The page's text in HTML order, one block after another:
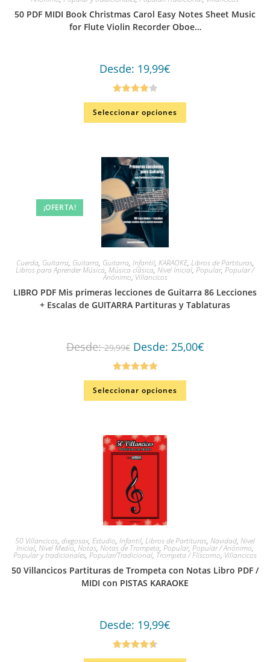
50 PDF MIDI Book Christmas Carol Easy Notes Sheet Music
for Flute Violin Recorder Oboe…
Desde: 19,99€
Valorado
en4.00de
Seleccionar opciones
¡OFERTA!
Cuerda, Guitarra, Guitarra, Guitarra, Infantil, KARAOKE, Libros de Partituras,
Libros para Aprender Música, Música clásica,Nivel Inicial, Popular, Popular /
Anónimo, Villancicos
LIBRO PDF Mis primeras lecciones de Guitarra 86 Lecciones
+ Escalas de GUITARRA Partituras y Tablaturas
Desde:29,99€ Desde: 25,00€
Valorado en
5.00de 5
Seleccionar opciones
50 Villancicos, diegosax, Estudio, Infantil, Libros de Partituras, Navidad, Nivel
Inicial, Nivel Medio, Notas, Notas de Trompeta, Popular, Popular / Anónimo,
Popular y tradicionales, Popular/Tradicional, Trompeta / Fliscorno, Villancicos
50 Villancicos Partituras de Trompeta con Notas Libro PDF /
MIDI con PISTAS KARAOKE
Desde: 19,99€
Valorado en